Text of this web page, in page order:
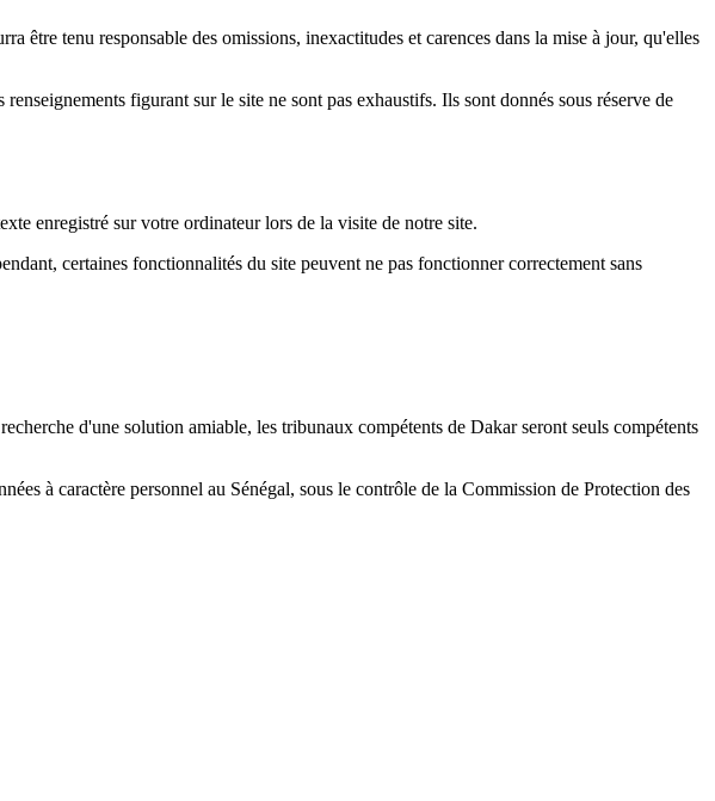
tenu responsable des omissions, inexactitudes et carences dans la mise à jour, qu'elles
figurant sur le site ne sont pas exhaustifs. Ils sont donnés sous réserve de
enregistré sur votre ordinateur lors de la visite de notre site.
certaines fonctionnalités du site peuvent ne pas fonctionner correctement sans
d'une solution amiable, les tribunaux compétents de Dakar seront seuls compétents
à caractère personnel au Sénégal, sous le contrôle de la Commission de Protection des